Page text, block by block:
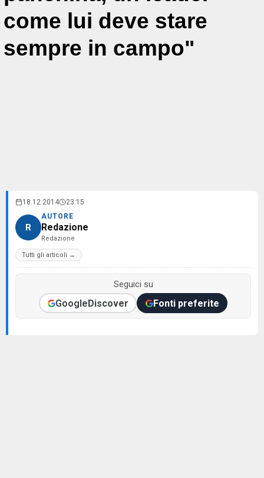
come lui deve stare
sempre in campo"
18.12.2014 23:15
R
AUTORE
Redazione
Redazione
Tutti gli articoli →
Seguici su
GoogleDiscover Fonti preferite